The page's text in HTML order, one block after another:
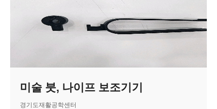
미술 붓, 나이프 보조기기
경기도재활공학센터